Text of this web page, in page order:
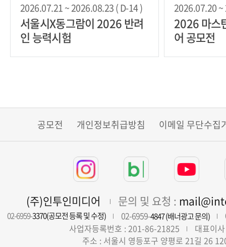
2026.07.21 ~ 2026.08.23 ( D-14 )
서울시X동그람이 2026 반려
인 능력시험
2026.07.20 ~
2026 마스
어 공모전
공모전 개인정보취급방침 이메일 무단수집
(주)인투인미디어 문의 및 요청 :
02-6959-3370(공모전 등록 및 수정) 02-6959-4847 (배너광고 문의)
사업자등록번호 : 201-86-21825
대표이
주소 : 서울시 영등포구 양평로 21길 26